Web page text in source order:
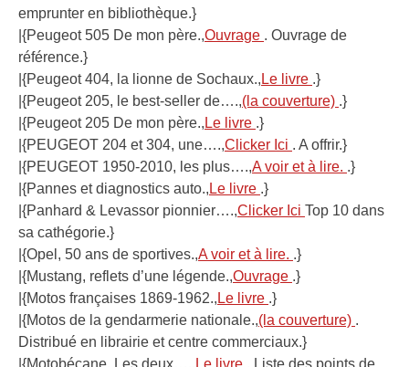
emprunter en bibliothèque.}
|{Peugeot 505 De mon père.,Ouvrage . Ouvrage de
référence.}
|{Peugeot 404, la lionne de Sochaux., Le livre .}
|{Peugeot 205, le best-seller de….,(la couverture) .}
|{Peugeot 205 De mon père., Le livre .}
|{PEUGEOT 204 et 304, une….,Clicker Ici . A offrir.}
|{PEUGEOT 1950-2010, les plus….,A voir et à lire. .}
|{Pannes et diagnostics auto., Le livre .}
|{Panhard & Levassor pionnier….,Clicker Ici Top 10 dans
sa cathégorie.}
|{Opel, 50 ans de sportives.,A voir et à lire. .}
|{Mustang, reflets d’une légende.,Ouvrage .}
|{Motos françaises 1869-1962., Le livre .}
|{Motos de la gendarmerie nationale.,(la couverture) .
Distribué en librairie et centre commerciaux.}
|{Motobécane, Les deux…., Le livre . Liste des points de